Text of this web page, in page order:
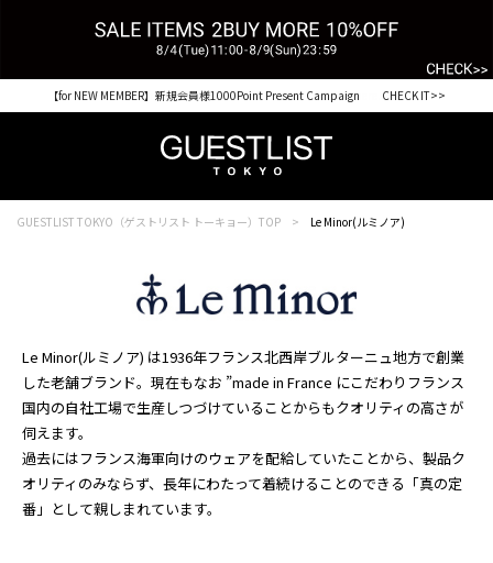
【for NEW MEMBER】新規会員様1000Point Present Campaign CHECK IT>>
GUESTLIST TOKYO（ゲストリスト トーキョー）TOP Le Minor(ルミノア)
Le Minor(ルミノア) は1936年フランス北西岸ブルターニュ地方で創業
した老舗ブランド。現在もなお ”made in France にこだわりフランス
国内の自社工場で生産しつづけていることからもクオリティの高さが
伺えます。
過去にはフランス海軍向けのウェアを配給していたことから、製品ク
オリティのみならず、長年にわたって着続けることのできる「真の定
番」として親しまれています。